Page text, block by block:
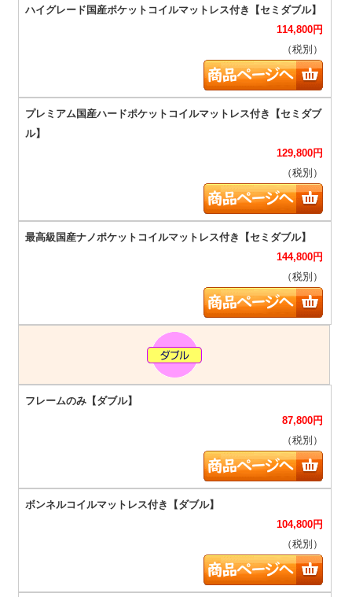
114,800円
（税別）
129,800円
（税別）
144,800円
（税別）
87,800円
（税別）
104,800円
（税別）